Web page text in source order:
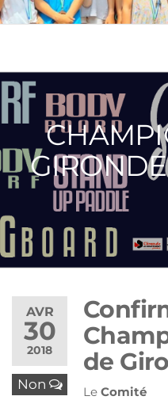
AVR
30
2018
Non
de
Le Comité